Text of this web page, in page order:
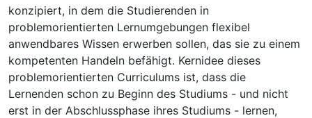
konzipiert, in dem die Studierenden in
problemorientierten Lernumgebungen flexibel
anwendbares Wissen erwerben sollen, das sie zu einem
kompetenten Handeln befähigt. Kernidee dieses
problemorientierten Curriculums ist, dass die
Lernenden schon zu Beginn des Studiums - und nicht
erst in der Abschlussphase ihres Studiums - lernen,